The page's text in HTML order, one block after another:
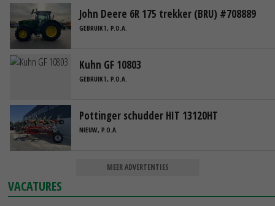
John Deere 6R 175 trekker (BRU) #708889
GEBRUIKT, P.O.A.
Kuhn GF 10803
GEBRUIKT, P.O.A.
Pottinger schudder HIT 13120HT
NIEUW, P.O.A.
MEER ADVERTENTIES
VACATURES